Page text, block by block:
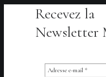
Recevez la
Newsletter